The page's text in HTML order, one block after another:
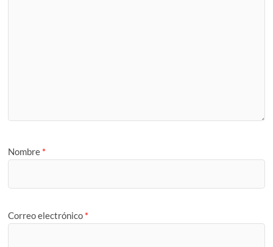
Nombre *
Correo electrónico *